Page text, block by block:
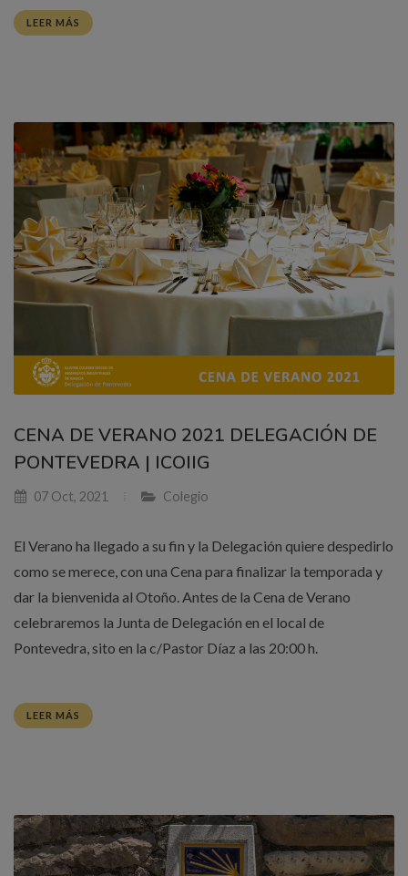
LEER MÁS
CENA DE VERANO 2021 DELEGACIÓN DE
PONTEVEDRA | ICOIIG
07 Oct, 2021 Colegio
El Verano ha llegado a su fin y la Delegación quiere despedirlo
como se merece, con una Cena para finalizar la temporada y
dar la bienvenida al Otoño. Antes de la Cena de Verano
celebraremos la Junta de Delegación en el local de
Pontevedra, sito en la c/Pastor Díaz a las 20:00 h.
LEER MÁS